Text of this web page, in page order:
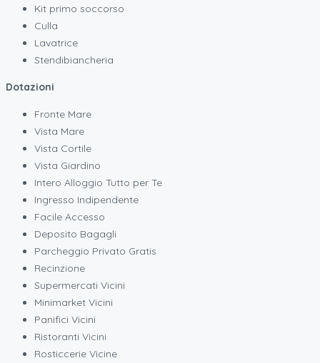
Kit primo soccorso
Culla
Lavatrice
Stendibiancheria
Dotazioni
Fronte Mare
Vista Mare
Vista Cortile
Vista Giardino
Intero Alloggio Tutto per Te
Ingresso Indipendente
Facile Accesso
Deposito Bagagli
Parcheggio Privato Gratis
Recinzione
Supermercati Vicini
Minimarket Vicini
Panifici Vicini
Ristoranti Vicini
Rosticcerie Vicine